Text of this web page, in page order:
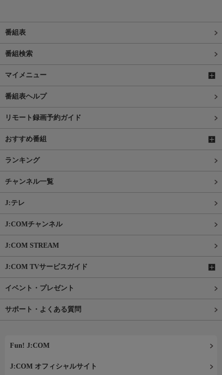
番組表
番組検索
マイメニュー
番組表ヘルプ
リモート録画予約ガイド
おすすめ番組
ランキング
チャンネル一覧
J:テレ
J:COMチャンネル
J:COM STREAM
J:COM TVサービスガイド
イベント・プレゼント
サポート・よくある質問
Fun! J:COM
J:COM オフィシャルサイト